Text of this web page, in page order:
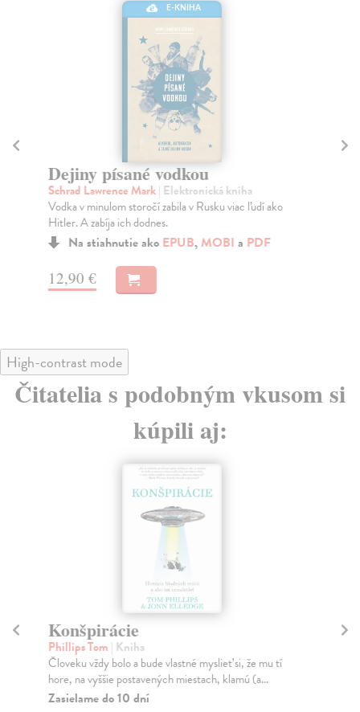
E-KNIHA
Dejiny písané vodkou
Schrad Lawrence Mark| Elektronická kniha
Vodka v minulom storočí zabila v Rusku viac ľudí ako
Hitler. A zabíja ich dodnes.
Na stiahnutie ako EPUB,MOBI a PDF
12,90 €
High-contrast mode
Čitatelia s podobným vkusom si
kúpili aj:
Konšpirácie
Phillips Tom | Kniha
Človeku vždy bolo a bude vlastné myslieť si, že mu tí
hore, na vyššie postavených miestach, klamú (a...
Zasielame do 10 dní